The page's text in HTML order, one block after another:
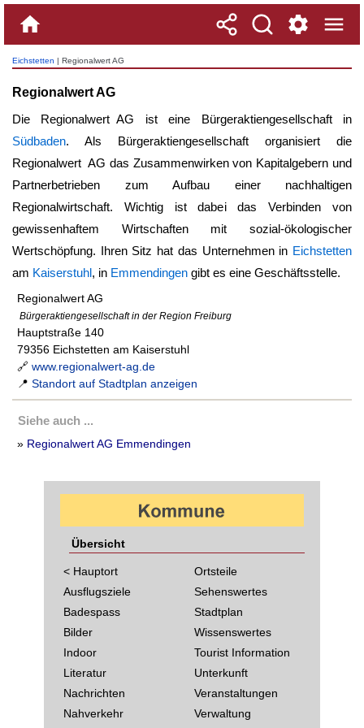
Eichstetten | Regionalwert AG
Regionalwert AG
Die Regionalwert AG ist eine Bürgeraktiengesellschaft in
Südbaden. Als Bürgeraktiengesellschaft organisiert die
Regionalwert AG das Zusammenwirken von Kapitalgebern und
Partnerbetrieben zum Aufbau einer nachhaltigen
Regionalwirtschaft. Wichtig ist dabei das Verbinden von
gewissenhaftem Wirtschaften mit sozial-ökologischer
Wertschöpfung. Ihren Sitz hat das Unternehmen in Eichstetten
am Kaiserstuhl, in Emmendingen gibt es eine Geschäftsstelle.
Regionalwert AG
Bürgeraktiengesellschaft in der Region Freiburg
Hauptstraße 140
79356 Eichstetten am Kaiserstuhl
🔗 www.regionalwert-ag.de
📍 Standort auf Stadtplan anzeigen
Siehe auch ...
» Regionalwert AG Emmendingen
Übersicht
< Hauptort
Ausflugsziele
Badespass
Bilder
Indoor
Literatur
Nachrichten
Nahverkehr
Ortsteile
Sehenswertes
Stadtplan
Wissenswertes
Tourist Information
Unterkunft
Veranstaltungen
Verwaltung